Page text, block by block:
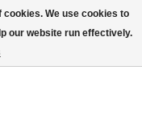
cookies. We use cookies to
our website run effectively.